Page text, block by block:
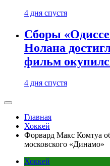
4 дня спустя
Сборы
Нолана
фильм
4 дня спустя
Главная
Хоккей
Форвард Макс Комтуа
московского «Динамо»
Хоккей